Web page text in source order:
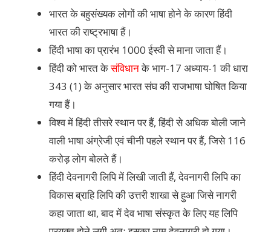
भारत के बहुसंख्यक लोगों की भाषा होने के कारण हिंदी
भारत की राष्ट्रभाषा हैं।
हिंदी भाषा का प्रारंभ 1000 ईस्वी से माना जाता हैं।
हिंदी को भारत केसंविधानके भाग-17 अध्याय-1 की धारा
343 (1) के अनुसार भारत संघ की राजभाषा घोषित किया
गया हैं।
विश्व में हिंदी तीसरे स्थान पर हैं, हिंदी से अधिक बोली जाने
वाली भाषा अंग्रेजी एवं चीनी पहले स्थान पर हैं, जिसे 116
करोड़ लोग बोलते हैं।
हिंदी देवनागरी लिपि में लिखी जाती हैं, देवनागरी लिपि का
विकास ब्राहि लिपि की उत्तरी शाखा से हुआ जिसे नागरी
कहा जाता था, बाद में देव भाषा संस्कृत के लिए यह लिपि